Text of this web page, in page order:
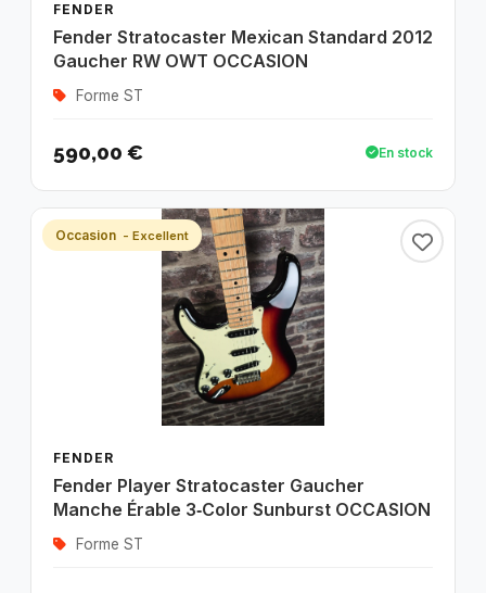
FENDER
Fender Stratocaster Mexican Standard 2012
Gaucher RW OWT OCCASION
Forme ST
590,00 € En stock
Occasion - Excellent
FENDER
Fender Player Stratocaster Gaucher
Manche Érable 3‑Color Sunburst OCCASION
Forme ST